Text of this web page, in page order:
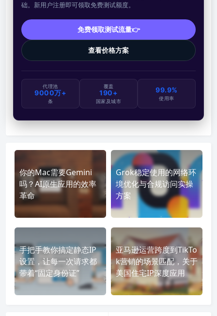
础。新用户注册即可领取免费测试额度。
免费领取测试流量👉
查看价格方案
代理池
9000万+
条
覆盖
190+
国家及城市
99.9%
使用率
你的Mac需要Gemini
吗？AI原生应用的效率
革命
Grok稳定使用的网络环
境优化与合规访问实操
方案
手把手教你搞定静态IP
设置，让每一次请求都
带着“固定身份证”
亚马逊运营跨度到TikTo
k营销的场景匹配，关于
美国住宅IP深度应用